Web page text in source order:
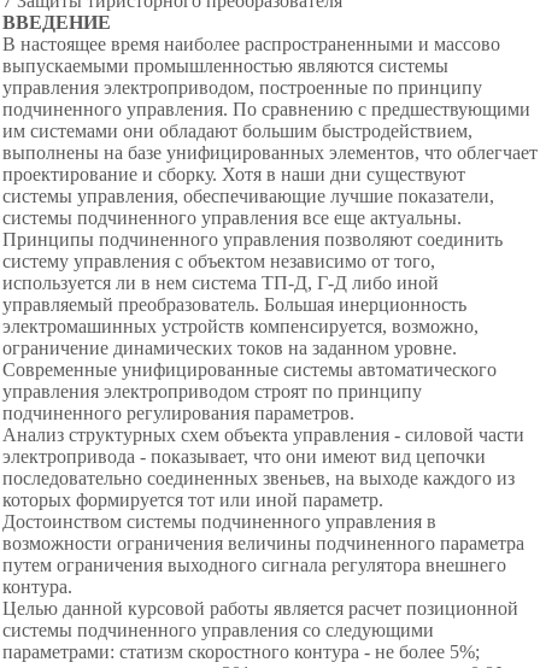
ВВЕДЕНИЕ
В настоящее время наиболее распространенными и массово
выпускаемыми промышленностью являются системы
управления электроприводом, построенные по принципу
подчиненного управления. По сравнению с предшествующими
им системами они обладают большим быстродействием,
выполнены на базе унифицированных элементов, что облегчает
проектирование и сборку. Хотя в наши дни существуют
системы управления, обеспечивающие лучшие показатели,
системы подчиненного управления все еще актуальны.
Принципы подчиненного управления позволяют соединить
систему управления с объектом независимо от того,
используется ли в нем система ТП-Д, Г-Д либо иной
управляемый преобразователь. Большая инерционность
электромашинных устройств компенсируется, возможно,
ограничение динамических токов на заданном уровне.
Современные унифицированные системы автоматического
управления электроприводом строят по принципу
подчиненного регулирования параметров.
Анализ структурных схем объекта управления - силовой части
электропривода - показывает, что они имеют вид цепочки
последовательно соединенных звеньев, на выходе каждого из
которых формируется тот или иной параметр.
Достоинством системы подчиненного управления в
возможности ограничения величины подчиненного параметра
путем ограничения выходного сигнала регулятора внешнего
контура.
Целью данной курсовой работы является расчет позиционной
системы подчиненного управления со следующими
параметрами: статизм скоростного контура - не более 5%;